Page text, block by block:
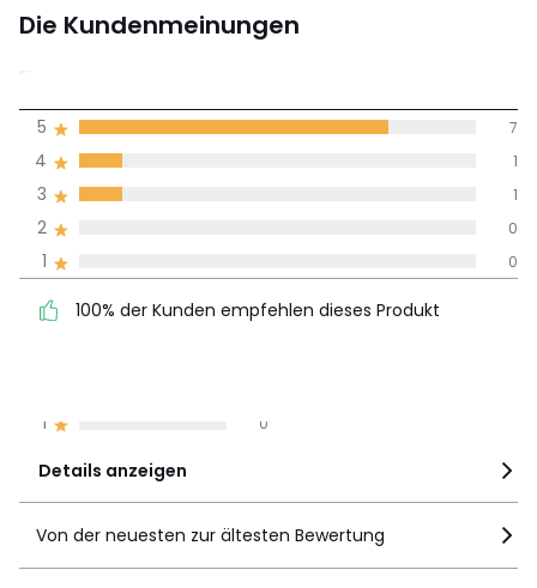
Die Kundenmeinungen
4,7
(9)
1 0
4
100% der Kunden
empfehlen dieses Produkt
Details anzeigen
1 0
2 0
3 1
4 1
5 7
100% der Kunden empfehlen dieses Produkt
Von der neuesten zur ältesten Bewertung